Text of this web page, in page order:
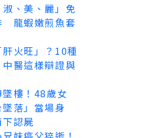
、美、麗」免
龍蝦嫩煎魚套
火旺」？10種
醫這樣辯證與
樓！48歲女
墜落」當場身
認屍